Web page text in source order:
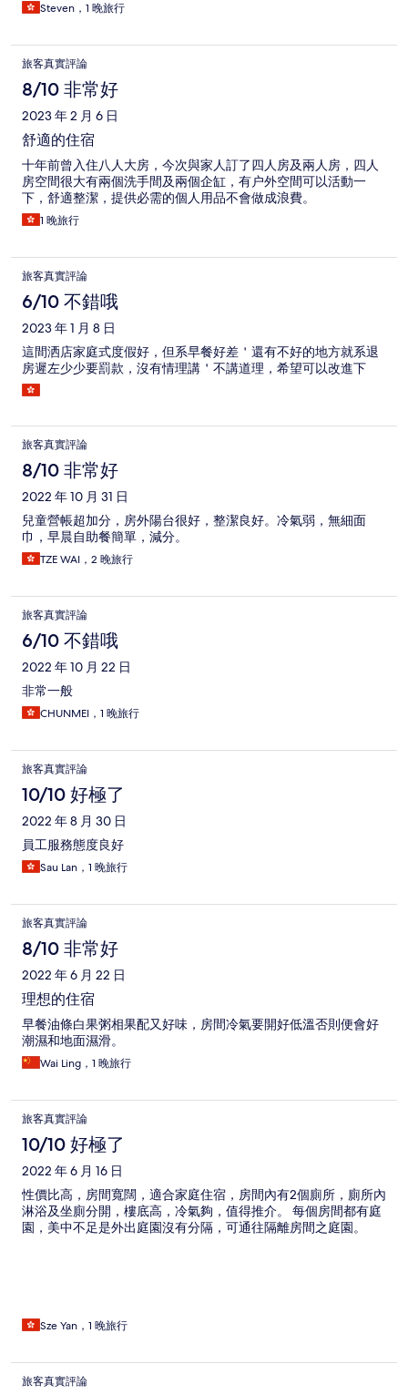
Steven，1 晚旅行
旅客真實評論
8/10 非常好
2023 年 2 月 6 日
舒適的住宿
十年前曾入住八人大房，今次與家人訂了四人房及兩人房，四人
房空間很大有兩個洗手間及兩個企缸，有户外空間可以活動一
下，舒適整潔，提供必需的個人用品不會做成浪費。
1 晚旅行
旅客真實評論
6/10 不錯哦
2023 年 1 月 8 日
這間洒店家庭式度假好，但系早餐好差＇還有不好的地方就系退
房遲左少少要罰款，沒有情理講＇不講道理，希望可以改進下
旅客真實評論
8/10 非常好
2022 年 10 月 31 日
兒童營帳超加分，房外陽台很好，整潔良好。冷氣弱，無細面
巾，早晨自助餐簡單，減分。
TZE WAI，2 晚旅行
旅客真實評論
6/10 不錯哦
2022 年 10 月 22 日
非常一般
CHUNMEI，1 晚旅行
旅客真實評論
10/10 好極了
2022 年 8 月 30 日
員工服務態度良好
Sau Lan，1 晚旅行
旅客真實評論
8/10 非常好
2022 年 6 月 22 日
理想的住宿
早餐油條白果粥相果配又好味，房間冷氣要開好低溫否則便會好
潮濕和地面濕滑。
Wai Ling，1 晚旅行
旅客真實評論
10/10 好極了
2022 年 6 月 16 日
性價比高，房間寬闊，適合家庭住宿，房間內有2個廁所，廁所內
淋浴及坐廁分開，樓底高，冷氣夠，值得推介。 每個房間都有庭
園，美中不足是外出庭園沒有分隔，可通往隔離房間之庭園。
Sze Yan，1 晚旅行
旅客真實評論